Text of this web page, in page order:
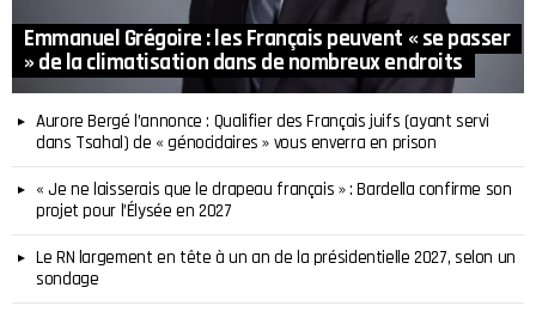
Emmanuel Grégoire : les Français peuvent « se passer
» de la climatisation dans de nombreux endroits
Aurore Bergé l’annonce : Qualifier des Français juifs (ayant servi
dans Tsahal) de « génocidaires » vous enverra en prison
« Je ne laisserais que le drapeau français » : Bardella confirme son
projet pour l’Élysée en 2027
Le RN largement en tête à un an de la présidentielle 2027, selon un
sondage